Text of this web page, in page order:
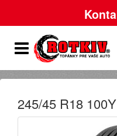
245/45 R18